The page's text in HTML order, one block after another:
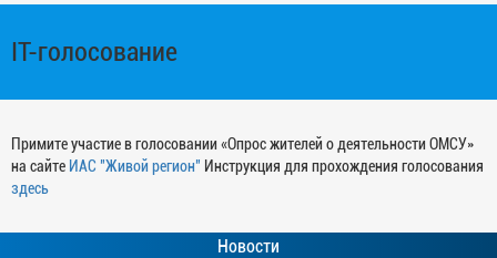
IT-голосование
Примите участие в голосовании «Опрос жителей о деятельности ОМСУ»
на сайте ИАС "Живой регион" Инструкция для прохождения голосования
здесь
Новости